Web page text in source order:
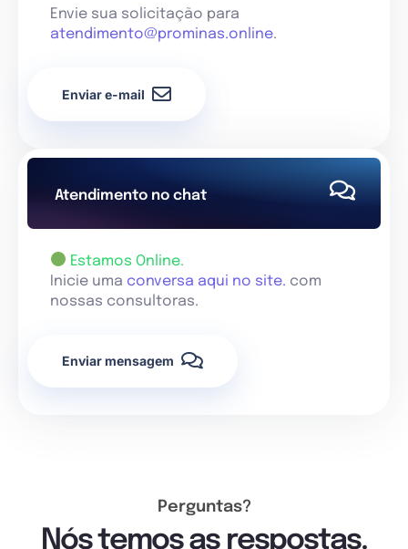
Envie sua solicitação para
atendimento@prominas.online.
Enviar e-mail
Atendimento no chat
Estamos Online.
Inicie uma conversa aqui no site. com
nossas consultoras.
Enviar mensagem
Perguntas?
Nós temos as respostas.